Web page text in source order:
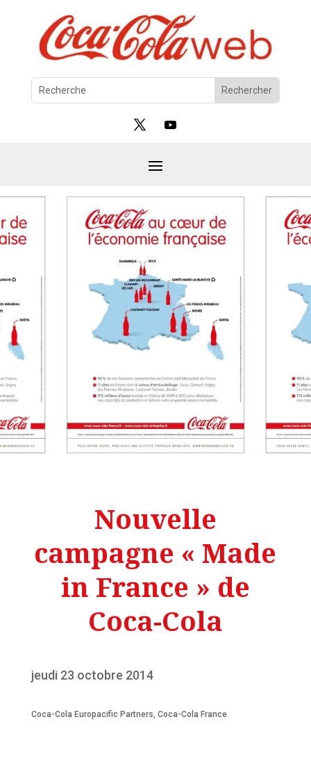
Nouvelle
campagne « Made
in France » de
Coca-Cola
jeudi 23 octobre 2014
Coca-Cola Europacific Partners, Coca-Cola France